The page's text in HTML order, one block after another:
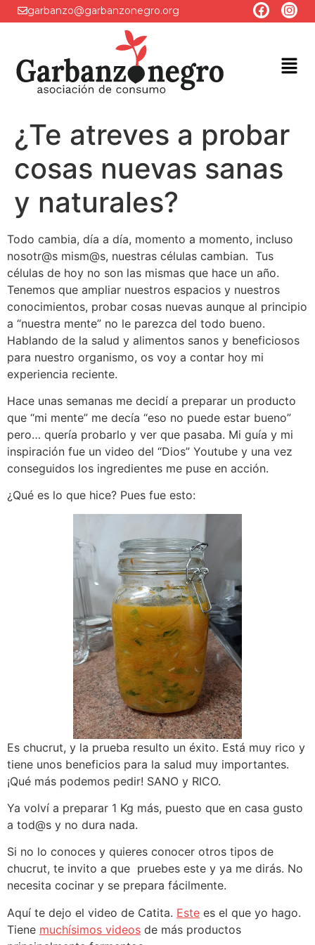
garbanzo@garbanzonegro.org
¿Te atreves a probar
cosas nuevas sanas
y naturales?
Todo cambia, día a día, momento a momento, incluso
nosotr@s mism@s, nuestras células cambian. Tus
células de hoy no son las mismas que hace un año.
Tenemos que ampliar nuestros espacios y nuestros
conocimientos, probar cosas nuevas aunque al principio
a “nuestra mente” no le parezca del todo bueno.
Hablando de la salud y alimentos sanos y beneficiosos
para nuestro organismo, os voy a contar hoy mi
experiencia reciente.
Hace unas semanas me decidí a preparar un producto
que “mi mente” me decía “eso no puede estar bueno”
pero… quería probarlo y ver que pasaba. Mi guía y mi
inspiración fue un video del “Dios” Youtube y una vez
conseguidos los ingredientes me puse en acción.
¿Qué es lo que hice? Pues fue esto:
Es chucrut, y la prueba resulto un éxito. Está muy rico y
tiene unos beneficios para la salud muy importantes.
¡Qué más podemos pedir! SANO y RICO.
Ya volví a preparar 1 Kg más, puesto que en casa gusto
a tod@s y no dura nada.
Si no lo conoces y quieres conocer otros tipos de
chucrut, te invito a que pruebes este y ya me dirás. No
necesita cocinar y se prepara fácilmente.
Aquí te dejo el video de Catita. Este es el que yo hago.
Tiene muchísimos videos de más productos